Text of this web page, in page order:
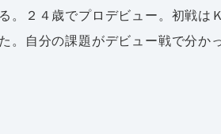
。２４歳でプロデビュー。初戦は
。自分の課題がデビュー戦で分か